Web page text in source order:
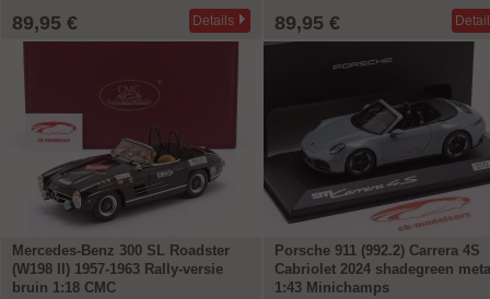
89,95 € Details 89,95 €
Mercedes-Benz 300 SL Roadster
(W198 II) 1957-1963 Rally-versie
bruin 1:18 CMC
Porsche 911 (992.2) Carrera 4S
Cabriolet 2024 shadegreen
1:43 Minichamps